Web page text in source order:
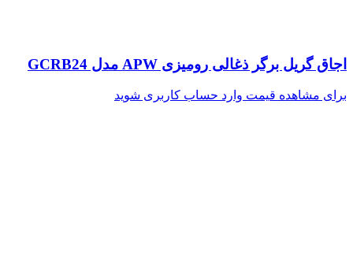
اجاق گریل برگر ذغالی رومیزی APW مدل GCRB24
برای مشاهده قیمت وارد حساب کاربری شوید